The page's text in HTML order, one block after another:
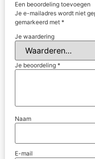
Een beoordeling toevoegen
Je e-mailadres wordt niet
gemarkeerd met *
Je waardering
Je beoordeling *
Naam
E-mail